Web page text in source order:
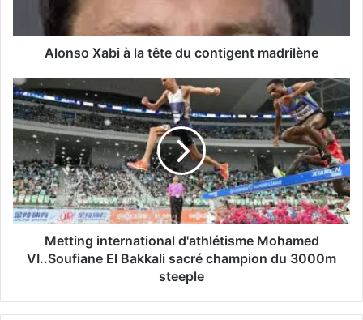
b
l
a
t
ê
t
e
d
u
c
g
Alonso Xabi à la tête du contigent madrilène
M
e
t
n
g
i
n
Metting international d'athlétisme Mohamed
VI..Soufiane El Bakkali sacré champion du 3000m
steeple